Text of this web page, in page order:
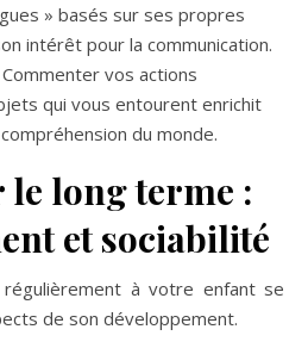
» basés sur ses propres
intérêt pour la communication.
Commenter vos actions
qui vous entourent enrichit
du monde.
le long terme :
et sociabilité
à votre enfant se
de son développement.